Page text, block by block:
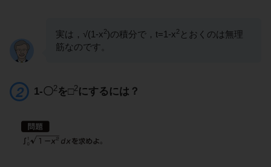
実は，√(1-x2)の積分で，t=1-x2 とおくのは無理
筋なのです。
1-〇2 を□2 にするには？